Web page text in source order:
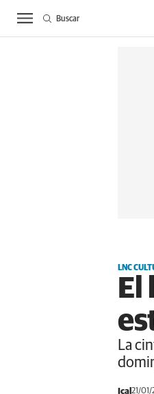
Buscar
LNC
La
Ical 21/